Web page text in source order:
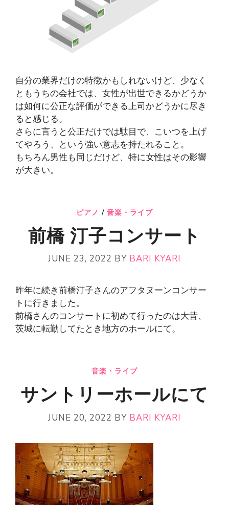
自分の業界だけの特徴かもしれないけど、少なく
ともうちの会社では、女性が出世できるかどうか
は如何に公正な評価ができる上司かどうかに尽き
ると感じる。
さらに言うと公正だけでは駄目で、こいつを上げ
てやろう、という強い意志を持たれること。
もちろん男性も同じだけど、特に女性はその影響
が大きい。
ピアノ / 音楽・ライブ
前橋 汀子コンサート
JUNE 23, 2022 BY BARI KYARI
昨年に続き前橋汀子さんのアフタヌーンコンサー
トに行きました。
前橋さんのコンサートに初めて行ったのは大昔、
茨城に転勤してたとき地方のホールにて。
音楽・ライブ
サントリーホールにて
JUNE 20, 2022 BY BARI KYARI